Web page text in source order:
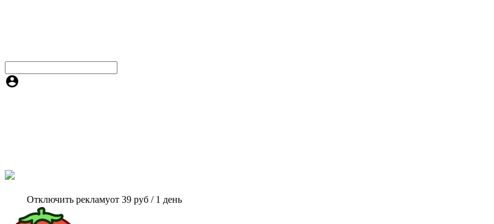
Отключить рекламуот 39 руб / 1 день